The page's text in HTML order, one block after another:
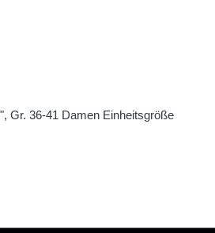
Gr. 36-41 Damen Einheitsgröße